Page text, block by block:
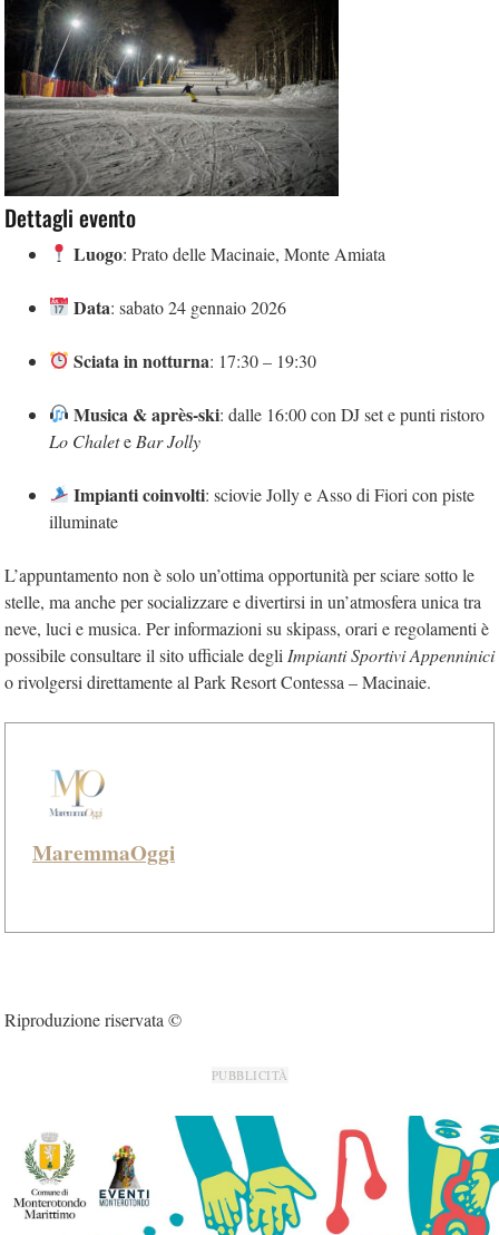
Dettagli evento
Luogo: Prato delle Macinaie, Monte Amiata
Data: sabato 24 gennaio 2026
Sciata in notturna: 17:30 – 19:30
Musica & après-ski: dalle 16:00 con DJ set e punti ristoro
Lo Chalete Bar Jolly
Impianti coinvolti: sciovie Jolly e Asso di Fiori con piste
illuminate
L’appuntamento non è solo un’ottima opportunità per sciare sotto le
stelle, ma anche per socializzare e divertirsi in un’atmosfera unica tra
neve, luci e musica. Per informazioni su skipass, orari e regolamenti è
possibile consultare il sito ufficiale degli Impianti Sportivi Appenninici
o rivolgersi direttamente al Park Resort Contessa – Macinaie.
MaremmaOggi
Riproduzione riservata ©
PUBBLICITÀ